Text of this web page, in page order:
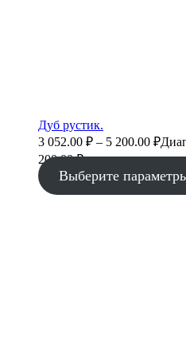
Дуб рустик.
3 052.00 ₽ – 5 200.00 ₽
200.00 ₽
Выберите